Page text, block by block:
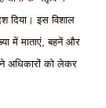
दिया। इस विशाल
में माताएं, बहनें और
अधिकारों को लेकर